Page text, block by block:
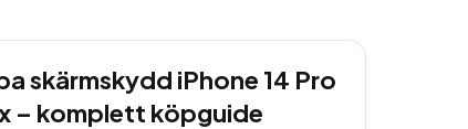
skärmskydd iPhone 14 Pro
– komplett köpguide